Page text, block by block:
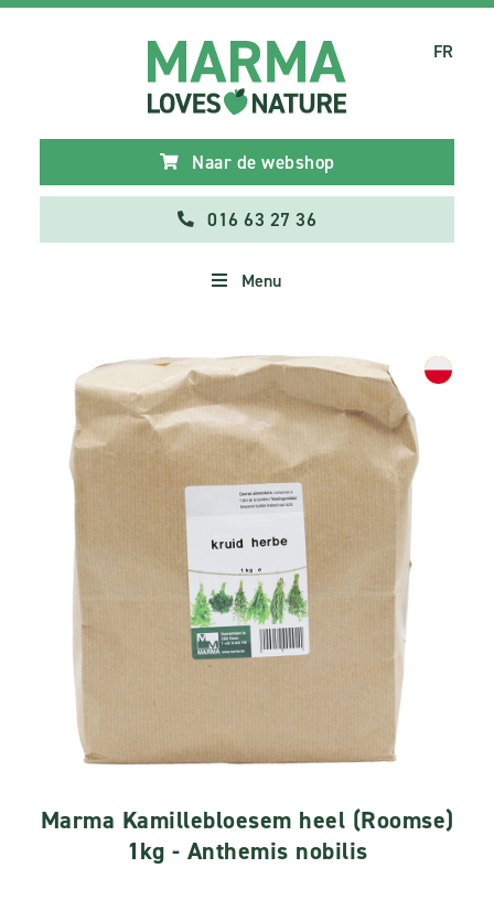
Naar de webshop
016 63 27 36
Menu
FR
Marma Kamillebloesem heel (Roomse)
1kg - Anthemis nobilis